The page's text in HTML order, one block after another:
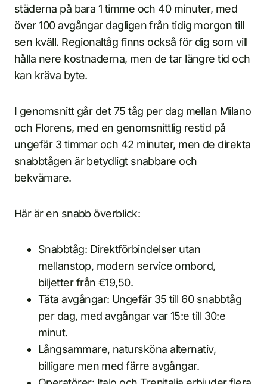
städerna på bara 1 timme och 40 minuter, med
över 100 avgångar dagligen från tidig morgon till
sen kväll. Regionaltåg finns också för dig som vill
hålla nere kostnaderna, men de tar längre tid och
kan kräva byte.
I genomsnitt går det 75 tåg per dag mellan Milano
och Florens, med en genomsnittlig restid på
ungefär 3 timmar och 42 minuter, men de direkta
snabbtågen är betydligt snabbare och
bekvämare.
Här är en snabb överblick:
Snabbtåg: Direktförbindelser utan
mellanstop, modern service ombord,
biljetter från €19,50.
Täta avgångar: Ungefär 35 till 60 snabbtåg
per dag, med avgångar var 15:e till 30:e
minut.
Långsammare, natursköna alternativ,
billigare men med färre avgångar.